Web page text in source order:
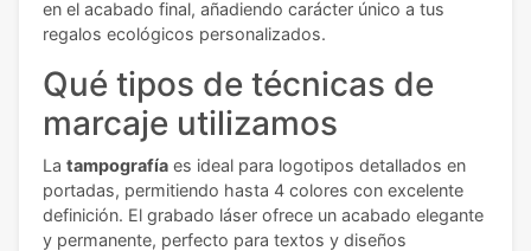
en el acabado final, añadiendo carácter único a tus
regalos ecológicos personalizados.
Qué tipos de técnicas de
marcaje utilizamos
La tampografía es ideal para logotipos detallados en
portadas, permitiendo hasta 4 colores con excelente
definición. El grabado láser ofrece un acabado elegante
y permanente, perfecto para textos y diseños